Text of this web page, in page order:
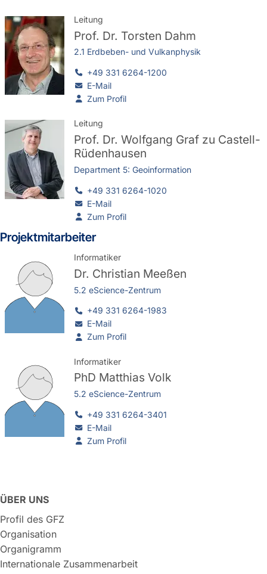
Leitung
Prof. Dr. Torsten Dahm
2.1 Erdbeben- und Vulkanphysik
+49 331 6264-1200
E-Mail
Zum Profil
Leitung
Prof. Dr. Wolfgang Graf zu Castell-
Rüdenhausen
Department 5: Geoinformation
+49 331 6264-1020
E-Mail
Zum Profil
Projektmitarbeiter
Informatiker
Dr. Christian Meeßen
5.2 eScience-Zentrum
+49 331 6264-1983
E-Mail
Zum Profil
Informatiker
PhD Matthias Volk
5.2 eScience-Zentrum
+49 331 6264-3401
E-Mail
Zum Profil
ÜBER UNS
Profil des GFZ
Organisation
Organigramm
Internationale Zusammenarbeit